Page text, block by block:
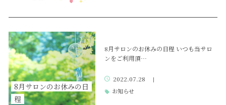
8月サロンのお休みの日
程
8月サロンのお休みの日程 いつも当サロ
ンをご利用頂…
2022.07.28 |
お知らせ